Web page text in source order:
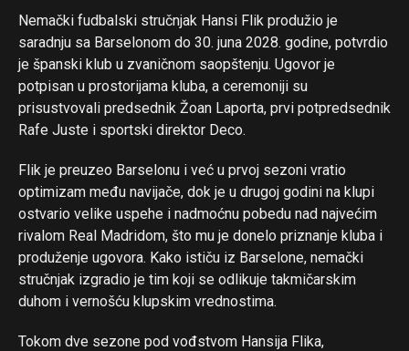
Nemački fudbalski stručnjak Hansi Flik produžio je
saradnju sa Barselonom do 30. juna 2028. godine, potvrdio
je španski klub u zvaničnom saopštenju. Ugovor je
potpisan u prostorijama kluba, a ceremoniji su
prisustvovali predsednik Žoan Laporta, prvi potpredsednik
Rafe Juste i sportski direktor Deco.
Flik je preuzeo Barselonu i već u prvoj sezoni vratio
optimizam među navijače, dok je u drugoj godini na klupi
ostvario velike uspehe i nadmoćnu pobedu nad najvećim
rivalom Real Madridom, što mu je donelo priznanje kluba i
produženje ugovora. Kako ističu iz Barselone, nemački
stručnjak izgradio je tim koji se odlikuje takmičarskim
duhom i vernošću klupskim vrednostima.
Tokom dve sezone pod vođstvom Hansija Flika,